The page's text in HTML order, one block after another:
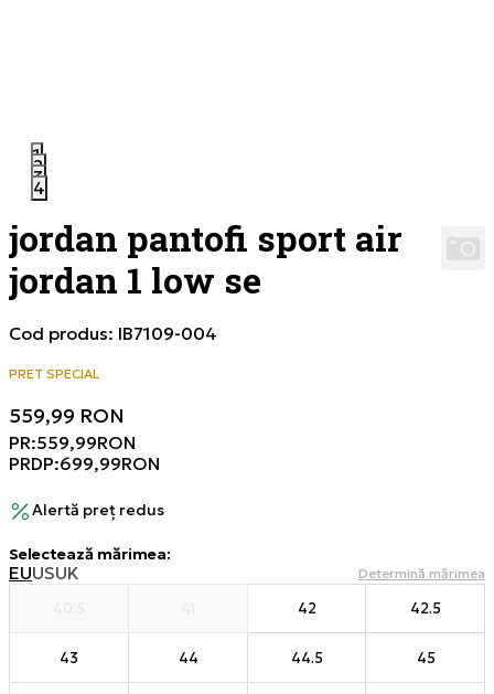
1
2
3
4
jordan pantofi sport air
jordan 1 low se
Cod produs: IB7109-004
PRET SPECIAL
559,99 RON
PR:559,99RON
PRDP:699,99RON
Alertă preț redus
Selectează mărimea:
EUUSUK Determină mărimea
42 42.5
43 44 44.5 45